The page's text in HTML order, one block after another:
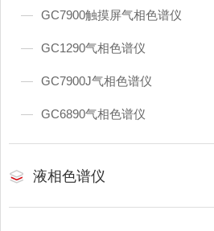
GC7900触摸屏气相色谱仪
GC1290气相色谱仪
GC7900J气相色谱仪
GC6890气相色谱仪
液相色谱仪